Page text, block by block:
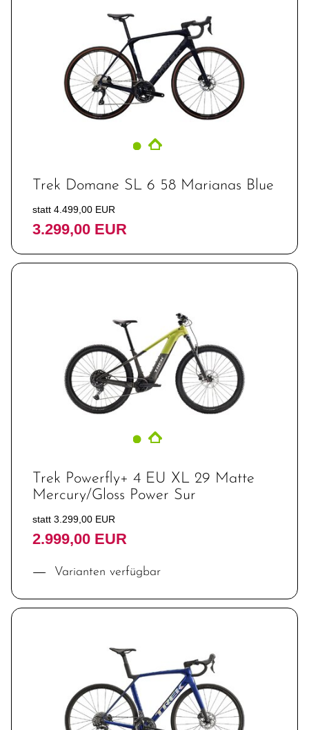
Trek Domane SL 6 58 Marianas Blue
statt 4.499,00 EUR
3.299,00 EUR
Trek Powerfly+ 4 EU XL 29 Matte
Mercury/Gloss Power Sur
statt 3.299,00 EUR
2.999,00 EUR
Varianten verfügbar